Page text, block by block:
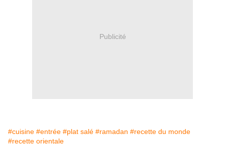
Publicité
#cuisine #entrée #plat salé #ramadan #recette du monde
#recette orientale